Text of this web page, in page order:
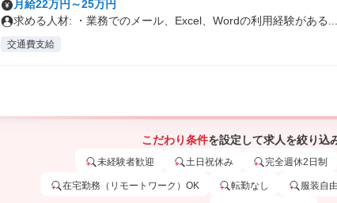
月給22万円～25万円
求める人材: ・業務でのメール、Excel、Wordの利用経験がある...
交通費支給
こだわり条件を設定して求人を絞り込
未経験者歓迎 土日祝休み 完全週休2日制
在宅勤務（リモートワーク）OK 転勤なし 服装自由